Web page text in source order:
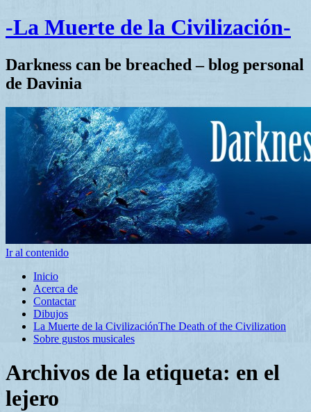
-La Muerte de la Civilización-
Darkness can be breached – blog personal
de Davinia
Ir al contenido
Inicio
Acerca de
Contactar
Dibujos
La Muerte de la CivilizaciónThe Death of the Civilization
Sobre gustos musicales
Archivos de la etiqueta: en el
lejero